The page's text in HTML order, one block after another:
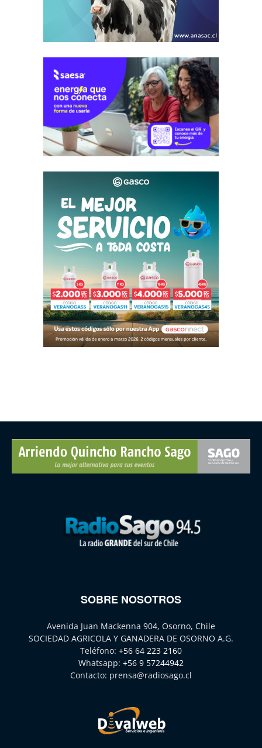
SOBRE NOSOTROS
Avenida Juan Mackenna 904, Osorno, Chile
SOCIEDAD AGRICOLA Y GANADERA DE OSORNO A.G.
Teléfono: +56 64 223 2160
Whatsapp: +56 9 57244942
Contacto: prensa@radiosago.cl